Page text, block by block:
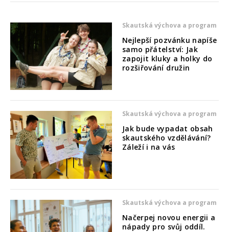
Skautská výchova a program
Nejlepší pozvánku napíše
samo přátelství: Jak
zapojit kluky a holky do
rozšiřování družin
Skautská výchova a program
Jak bude vypadat obsah
skautského vzdělávání?
Záleží i na vás
Skautská výchova a program
Načerpej novou energii a
nápady pro svůj oddíl.